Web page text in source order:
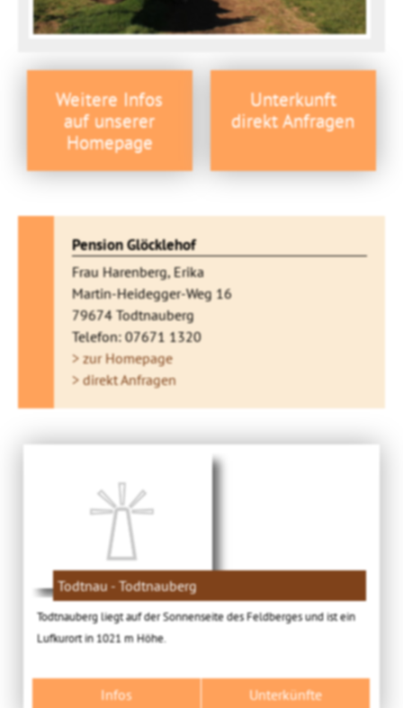
Weitere Infos
auf unserer
Homepage
Unterkunft
direkt Anfragen
Pension Glöcklehof
Frau Harenberg, Erika
Martin-Heidegger-Weg 16
79674 Todtnauberg
Telefon: 07671 1320
> zur Homepage
> direkt Anfragen
Todtnau - Todtnauberg
Todtnauberg liegt auf der Sonnenseite des Feldberges und ist ein
Lufkurort in 1021 m Höhe.
Infos Unterkünfte